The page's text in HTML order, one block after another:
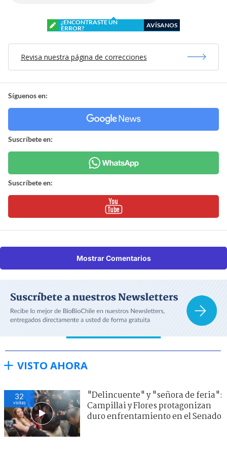
¿ENCONTRASTE UN
ERROR?
AVÍSANOS
Revisa nuestra página de correcciones
Síguenos en:
Suscríbete en:
Suscríbete en:
Mostrar Comentarios
VISTO AHORA
32
visitas
"Delincuente" y "señora de feria":
Campillai y Flores protagonizan
duro enfrentamiento en el Senado